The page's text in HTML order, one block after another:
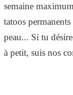
semaine
tatoos
peau... Si tu
à petit, suis nos